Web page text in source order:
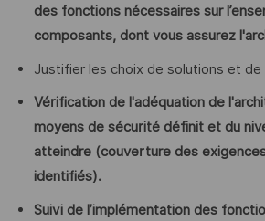
des fonctions nécessaires sur
composants, dont vous assurez
Justifier les choix de solutions et
Vérification de l'adéquation de
moyens de sécurité définit et du
atteindre (couverture des
identifiés).
Suivi de l’implémentation des